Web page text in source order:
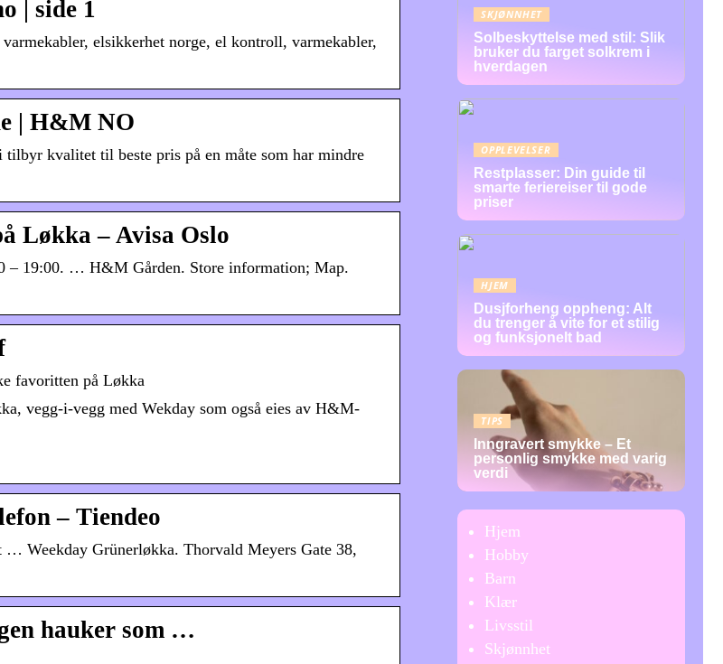
| side 1
elsikkerhet norge, el kontroll, varmekabler,
| H&M NO
kvalitet til beste pris på en måte som har mindre
Løkka – Avisa Oslo
– 19:00. … H&M Gården. Store information; Map.
favoritten på Løkka
vegg-i-vegg med Wekday som også eies av H&M-
– Tiendeo
Weekday Grünerløkka. Thorvald Meyers Gate 38,
hauker som …
SKJØNNHET
Solbeskyttelse med stil: Slik
bruker du farget solkrem i
hverdagen
OPPLEVELSER
Restplasser: Din guide til
smarte feriereiser til gode
priser
HJEM
Dusjforheng oppheng: Alt
du trenger å vite for et stilig
og funksjonelt bad
TIPS
Inngravert smykke – Et
personlig smykke med varig
verdi
Hjem
Hobby
Barn
Klær
Livsstil
Skjønnhet